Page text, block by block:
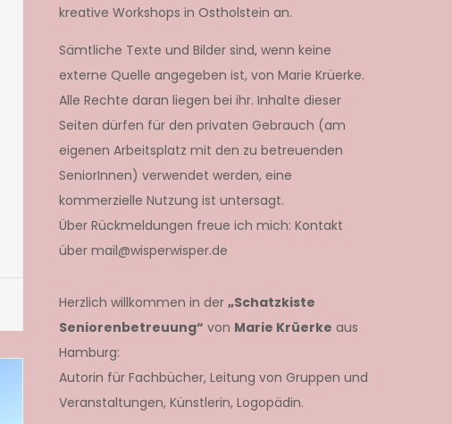
kreative Workshops in Ostholstein an.
Sämtliche Texte und Bilder sind, wenn keine
externe Quelle angegeben ist, von Marie Krüerke.
Alle Rechte daran liegen bei ihr. Inhalte dieser
Seiten dürfen für den privaten Gebrauch (am
eigenen Arbeitsplatz mit den zu betreuenden
SeniorInnen) verwendet werden, eine
kommerzielle Nutzung ist untersagt.
Über Rückmeldungen freue ich mich: Kontakt
über mail@wisperwisper.de
Herzlich willkommen in der „Schatzkiste
Seniorenbetreuung“ von Marie Krüerke aus
Hamburg:
Autorin für Fachbücher, Leitung von Gruppen und
Veranstaltungen, Künstlerin, Logopädin.